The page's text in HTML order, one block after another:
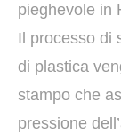
pieghevole in
Il processo di
di plastica
stampo che
pressione